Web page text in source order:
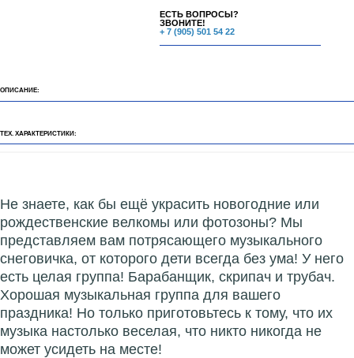
ЕСТЬ ВОПРОСЫ?
ЗВОНИТЕ!
+ 7 (905) 501 54 22
ОПИСАНИЕ:
ТЕХ. ХАРАКТЕРИСТИКИ:
Не знаете, как бы ещё украсить новогодние или
рождественские велкомы или фотозоны? Мы
представляем вам потрясающего музыкального
снеговичка, от которого дети всегда без ума! У него
есть целая группа! Барабанщик, скрипач и трубач.
Хорошая музыкальная группа для вашего
праздника! Но только приготовьтесь к тому, что их
музыка настолько веселая, что никто никогда не
может усидеть на месте!